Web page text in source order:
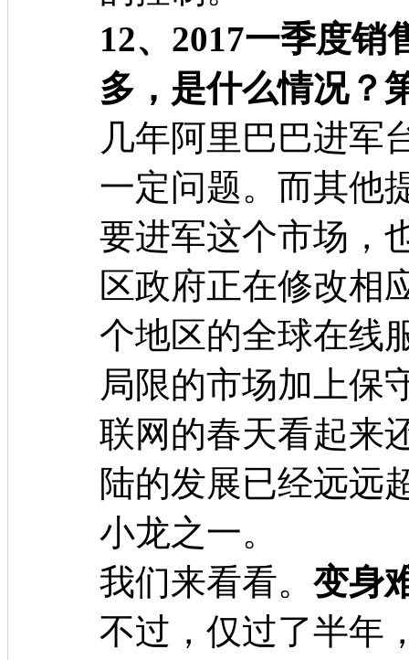
12、2017一季度销
多，是什么情况？
几年阿里巴巴进军
一定问题。而其他
要进军这个市场，
区政府正在修改相
个地区的全球在线
局限的市场加上保
联网的春天看起来
陆的发展已经远远
小龙之一。
我们来看看。 变身
不过，仅过了半年